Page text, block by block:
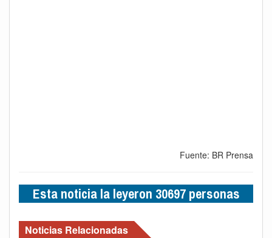
Fuente: BR Prensa
Esta noticia la leyeron 30697 personas
Noticias Relacionadas